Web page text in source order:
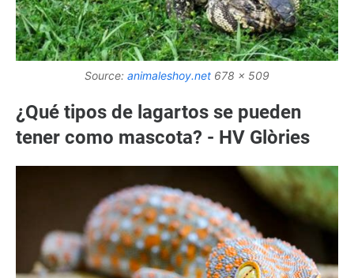
Source: animaleshoy.net 678 x 509
¿Qué tipos de lagartos se pueden
tener como mascota? - HV Glòries